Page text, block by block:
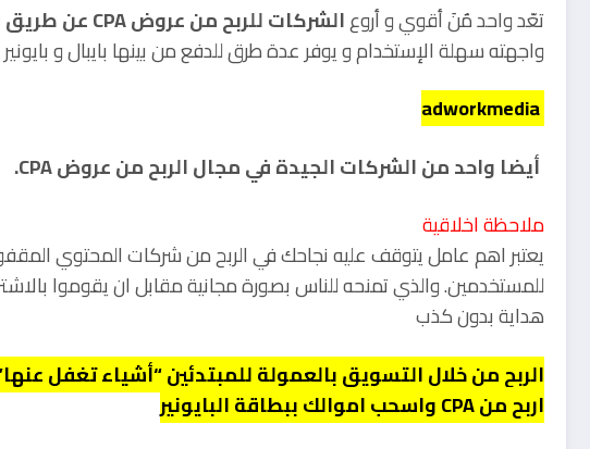
تعّد واحد مٌنَ أقوي و أروعالشركات للربح من عروض CPA عن طريق المحتوي المقفول
واجهته سهلة الإستخدام و يوفر عدة طرق للدفع من بينها بايبال و بايونير و
أيضا واحد من الشركات الجيدة في مجال الربح من عروض CPA.
ملاحظة اخلاقية
يعتبر اهم عامل يتوقف عليه نجاحك في الربح من شركات المحتوي
للمستخدمين. والذي تمنحه للناس بصورة مجانية مقابل ان يقوموا
هداية بدون كذب
الربح من خلال التسويق بالعمولة للمبتدئين “أشياء تغفل
اربح من CPA واسحب اموالك ببطاقة البايونير